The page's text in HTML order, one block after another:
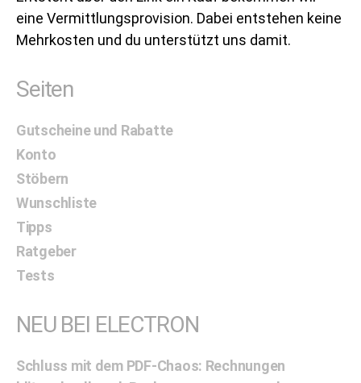
eine Vermittlungsprovision. Dabei entstehen keine
Mehrkosten und du unterstützt uns damit.
Seiten
Gutscheine und Rabatte
Konto
Stöbern
Wunschliste
Tipps
Ratgeber
Tests
NEU BEI ELECTRON
Schluss mit dem PDF-Chaos: Rechnungen